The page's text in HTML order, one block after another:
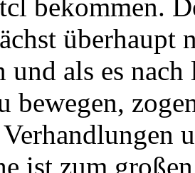
bekommen.
überhaupt
und als es
bewegen,
ist zum